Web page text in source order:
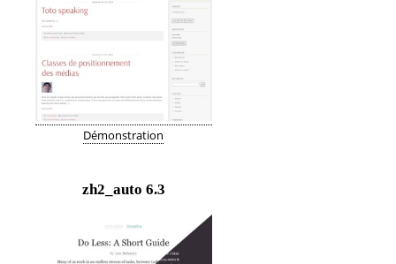
Démonstration
zh2_auto 6.3